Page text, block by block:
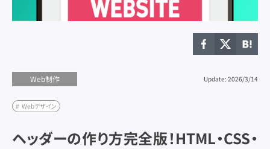
ターゲット設定
ファーストビュー
ブランディング
ブランドサイト
フレームワーク
リード獲得
制作スキル
広告予算
採用サイト
ターゲット設定
ファーストビュー
ブランディング
ブランドサイト
フレームワーク
リード獲得
制作スキル
広告予算
採用サイト
Web制作 Update: 2026/3/14
Webデザイン
ヘッダーの作り方完全版！HTML・CSS・